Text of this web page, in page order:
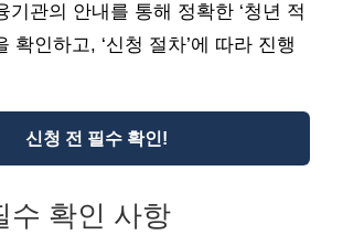
기관의 안내를 통해 정확한 ‘청년 적
확인하고, ‘신청 절차’에 따라 진행
신청 전 필수 확인!
수 확인 사항